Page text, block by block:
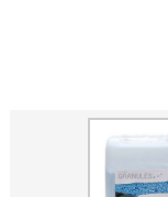
Appareil livré sur
et fixation murale.